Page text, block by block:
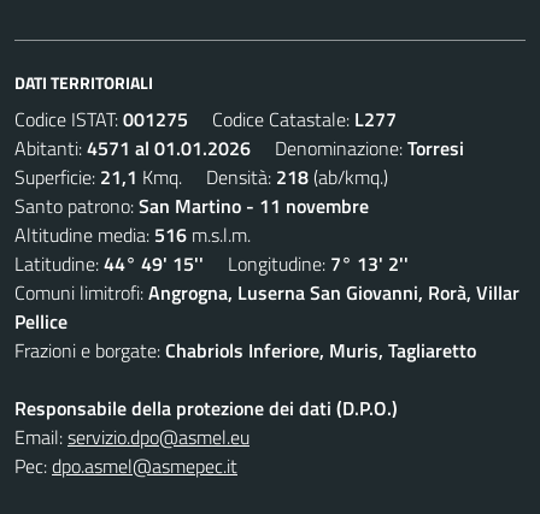
DATI TERRITORIALI
Codice ISTAT:001275 Codice Catastale: L277
Abitanti:4571 al 01.01.2026 Denominazione:Torresi
Superficie: 21,1 Kmq. Densità: 218(ab/kmq.)
Santo patrono:San Martino - 11 novembre
Altitudine media: 516 m.s.l.m.
Latitudine:44° 49' 15'' Longitudine: 7° 13' 2''
Comuni limitrofi:Angrogna, Luserna San Giovanni, Rorà, Villar
Pellice
Frazioni e borgate:Chabriols Inferiore, Muris, Tagliaretto
Responsabile della protezione dei dati (D.P.O.)
Email:servizio.dpo@asmel.eu
Pec:dpo.asmel@asmepec.it